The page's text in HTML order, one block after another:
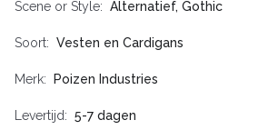
Scene or Style Alternatief, Gothic
Soort Vesten en Cardigans
Merk Poizen Industries
Levertijd 5-7 dagen